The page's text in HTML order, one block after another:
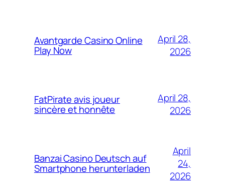
Avantgarde Casino Online
Play Now
April 28,
2026
FatPirate avis joueur
sincère et honnête
April 28,
2026
Banzai Casino Deutsch auf
Smartphone herunterladen
April
24,
2026